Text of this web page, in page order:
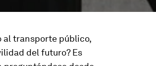
al transporte público,
del futuro? Es